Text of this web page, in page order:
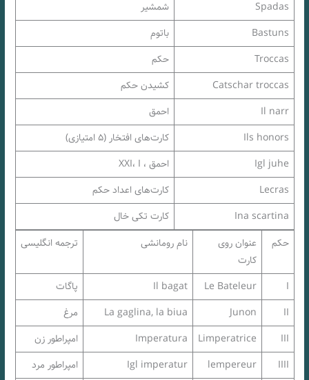
Spadas
شمشیر
Bastuns
باتوم
Troccas
حکم
Catschar troccas
کشیدن حکم
Il narr
احمق
Ils honors
کارت‌های افتخار (۵ امتیازی)
Igl juhe
احمق ، XXI، I
Lecras
کارت‌های اعداد حکم
Ina scartina
کارت تکی خال
حکم
عنوان روی
کارت
نام رومانشی ترجمه انگلیسی
I
Le Bateleur
Il bagat
پاگات
II
Junon
La gaglina, la biua
مرغ
III
Limperatrice
Imperatura
امپراطور زن
IIII
‌‌lempereur
Igl imperatur
امپراطور مرد